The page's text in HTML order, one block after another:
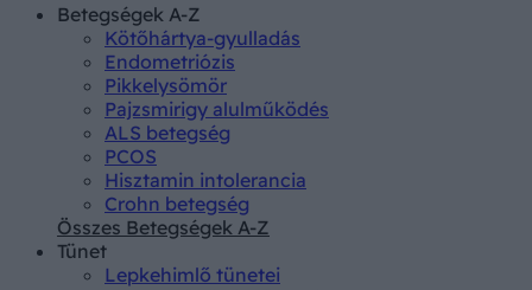
Betegségek A-Z
Kötőhártya-gyulladás
Endometriózis
Pikkelysömör
Pajzsmirigy alulműködés
ALS betegség
PCOS
Hisztamin intolerancia
Crohn betegség
Összes Betegségek A-Z
Tünet
Lepkehimlő tünetei